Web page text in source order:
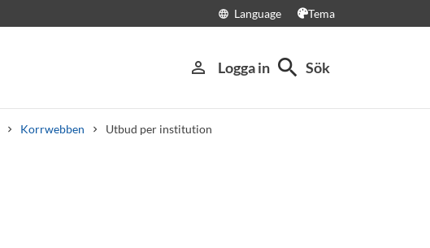
language Language Tema
person_outline Logga in search Sök
Korrwebben Utbud per institution